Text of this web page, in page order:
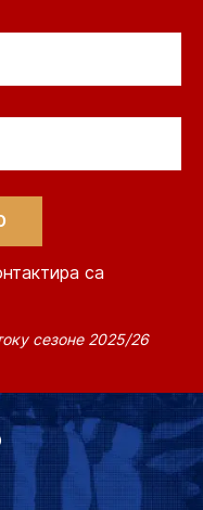
са
сезоне 2025/26